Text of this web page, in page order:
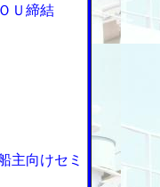
Ｕ締結
主向けセミ